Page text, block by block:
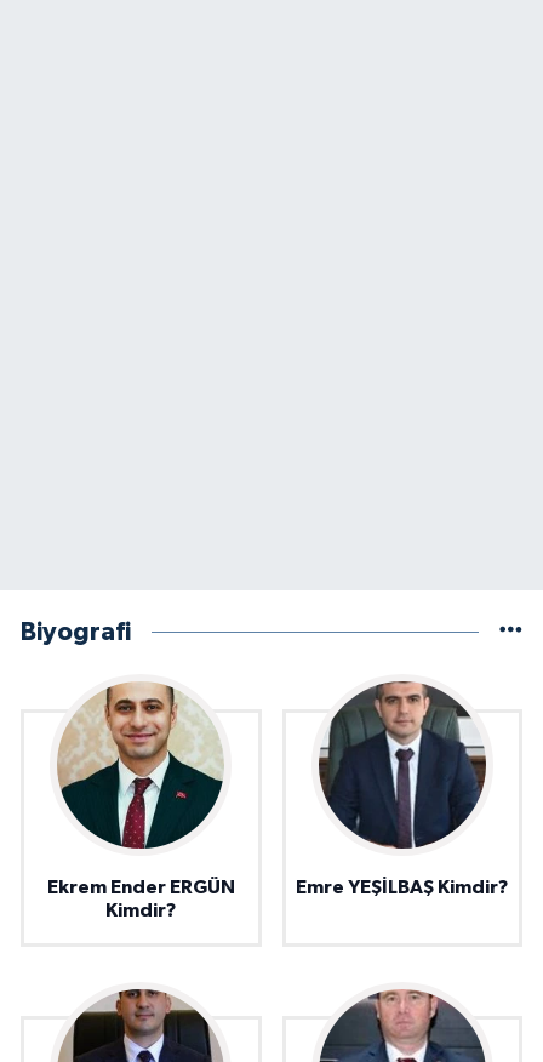
Biyografi
Ekrem Ender ERGÜN
Kimdir?
Emre YEŞİLBAŞ Kimdir?